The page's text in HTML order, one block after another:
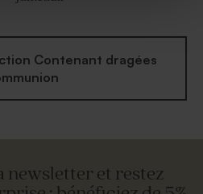
Contenant dragées
newsletter et restez